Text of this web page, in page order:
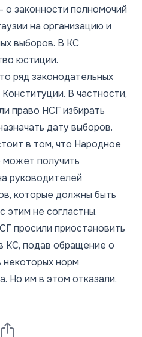
законности полномочий
на организацию и
выборов. В КС
юстиции.
ряд законодательных
В частности,
право НСГ избирать
дату выборов.
в том, что Народное
может получить
руководителей
которые должны быть
этим не согластны.
просили приостановить
КС, подав обращение о
некоторых норм
Но им в этом отказали.